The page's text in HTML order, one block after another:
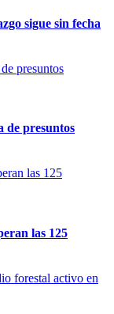
sigue sin fecha
de presuntos
las 125